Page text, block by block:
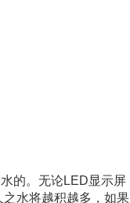
的。无论LED显示屏
水将越积越多，如果